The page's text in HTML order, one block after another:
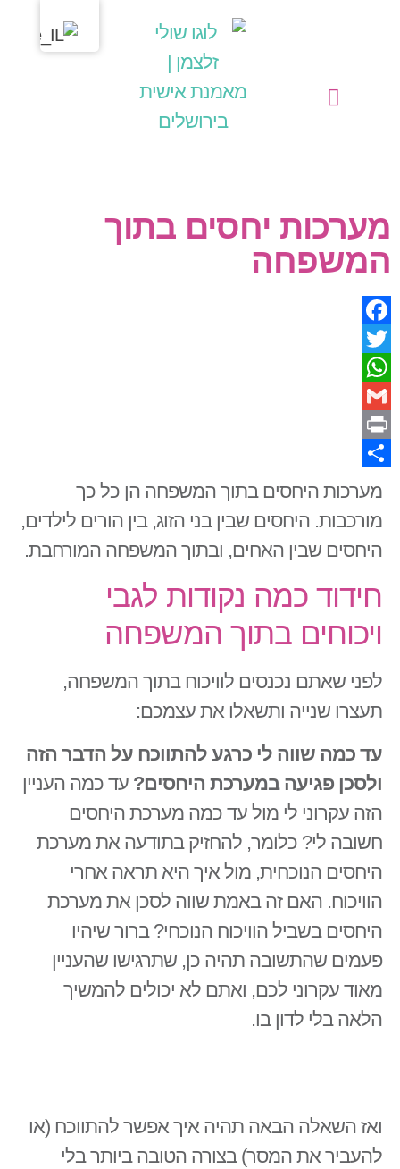
מערכות יחסים בתוך
המשפחה
Facebook
Twitter
WhatsApp
Gmail
Print
Share
מערכות היחסים בתוך המשפחה הן כל כך
מורכבות. היחסים שבין בני הזוג, בין הורים לילדים,
היחסים שבין האחים, ובתוך המשפחה המורחבת.
חידוד כמה נקודות לגבי
ויכוחים בתוך המשפחה
לפני שאתם נכנסים לוויכוח בתוך המשפחה,
תעצרו שנייה ותשאלו את עצמכם:
עד כמה שווה לי כרגע להתווכח על הדבר הזה
ולסכן פגיעה במערכת היחסים? עד כמה העניין
הזה עקרוני לי מול עד כמה מערכת היחסים
חשובה לי? כלומר, להחזיק בתודעה את מערכת
היחסים הנוכחית, מול איך היא תראה אחרי
הוויכוח. האם זה באמת שווה לסכן את מערכת
היחסים בשביל הוויכוח הנוכחי? ברור שיהיו
פעמים שהתשובה תהיה כן, שתרגישו שהעניין
מאוד עקרוני לכם, ואתם לא יכולים להמשיך
הלאה בלי לדון בו.
ואז השאלה הבאה תהיה איך אפשר להתווכח (או
להעביר את המסר) בצורה הטובה ביותר בלי